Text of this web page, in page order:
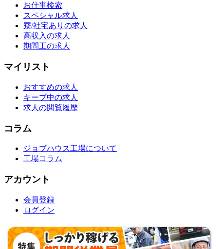
お仕事検索
スペシャル求人
寮/社宅ありの求人
高収入の求人
期間工の求人
マイリスト
おすすめの求人
キープ中の求人
求人の閲覧履歴
コラム
ジョブハウス工場について
工場コラム
アカウント
会員登録
ログイン